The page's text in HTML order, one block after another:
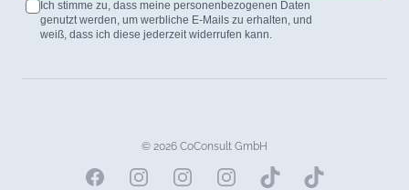
Ich stimme zu, dass meine personenbezogenen Daten
genutzt werden, um werbliche E-Mails zu erhalten, und
weiß, dass ich diese jederzeit widerrufen kann.
© 2026 CoConsult GmbH
FacebookInstagramInstagramInstagram